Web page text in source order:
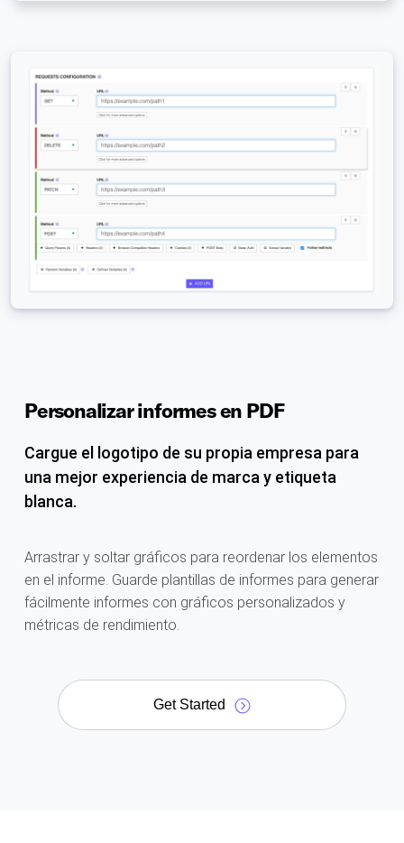
Personalizar informes en PDF
Cargue el logotipo de su propia empresa para
una mejor experiencia de marca y etiqueta
blanca.
Arrastrar y soltar gráficos para reordenar los elementos
en el informe. Guarde plantillas de informes para generar
fácilmente informes con gráficos personalizados y
métricas de rendimiento.
Get Started